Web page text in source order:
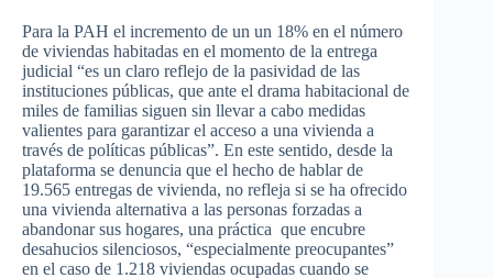
Para la PAH el incremento de un un 18% en el número
de viviendas habitadas en el momento de la entrega
judicial “es un claro reflejo de la pasividad de las
instituciones públicas, que ante el drama habitacional de
miles de familias siguen sin llevara cabo medidas
valientes para garantizarel acceso a una vivienda a
través de políticas públicas”. En este sentido, desde la
plataforma se denuncia que el hecho de hablarde
19.565 entregas de vivienda, no refleja si se ha ofrecido
una vivienda alternativa a las personas forzadas a
abandonar sus hogares, una práctica que encubre
desahucios silenciosos, “especialmente preocupantes”
en el caso de 1.218 viviendas ocupadas cuando se